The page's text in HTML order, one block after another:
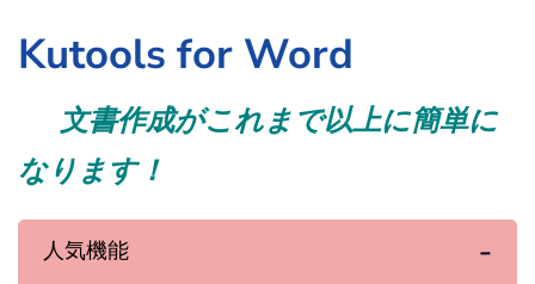
Kutools for Word
文書作成がこれまで以上に簡単に
なります！
人気機能